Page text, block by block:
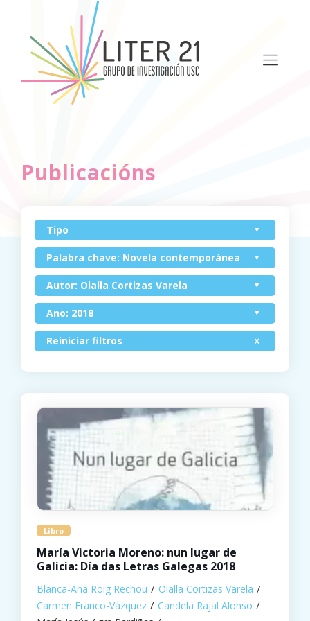
Publicacións
Tipo
Palabra chave: Novela contemporánea
Autor: Olalla Cortizas Varela
Ano: 2018
Reiniciar filtros
Libro
María Victoria Moreno: nun lugar de
Galicia: Día das Letras Galegas 2018
Blanca-Ana Roig Rechou
Olalla Cortizas Varela
Carmen Franco-Vázquez
Candela Rajal Alonso